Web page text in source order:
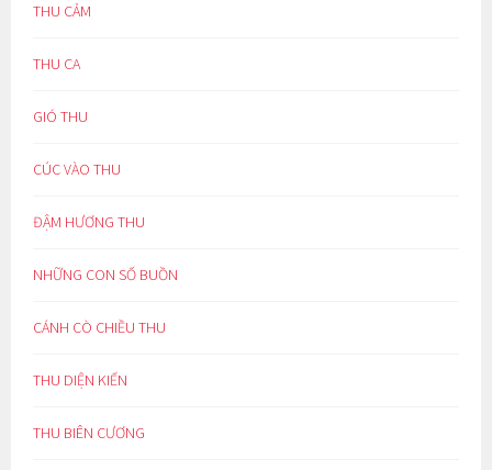
THU CẢM
THU CA
GIÓ THU
CÚC VÀO THU
ĐẬM HƯƠNG THU
NHỮNG CON SỐ BUỒN
CÁNH CÒ CHIỀU THU
THU DIỆN KIẾN
THU BIÊN CƯƠNG